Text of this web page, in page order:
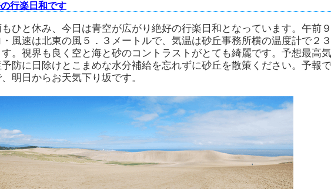
行楽日和です
ひと休み、今日は青空が広がり絶好の行楽日和となっています。午前
・風速は北東の風５．３メートルで、気温は砂丘事務所横の温度計で２
す。視界も良く空と海と砂のコントラストがとても綺麗です。予想最高
予防に日除けとこまめな水分補給を忘れずに砂丘を散策ください。予報
、明日からお天気下り坂です。